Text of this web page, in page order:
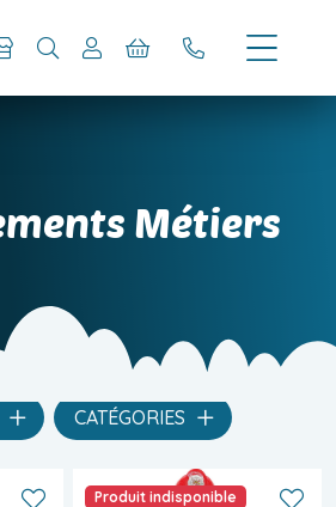
Métiers
CATÉGORIES
Produit indisponible